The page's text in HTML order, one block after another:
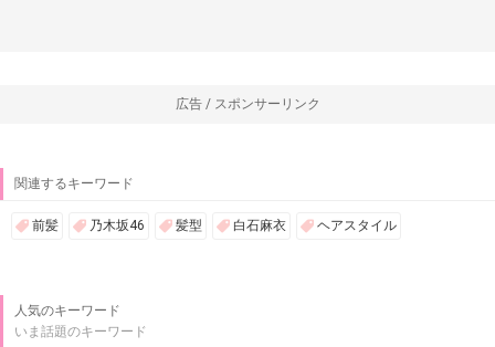
広告 / スポンサーリンク
関連するキーワード
前髪 乃木坂46 髪型 白石麻衣 ヘアスタイル
人気のキーワード
いま話題のキーワード